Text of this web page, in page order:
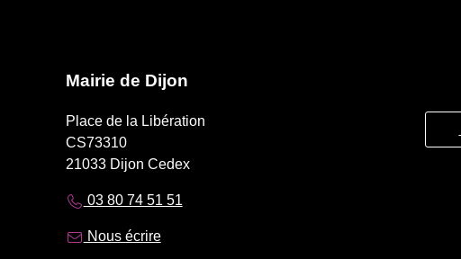
Mairie de Dijon
Place de la Libération
CS73310
21033 Dijon Cedex
03 80 74 51 51
Nous écrire